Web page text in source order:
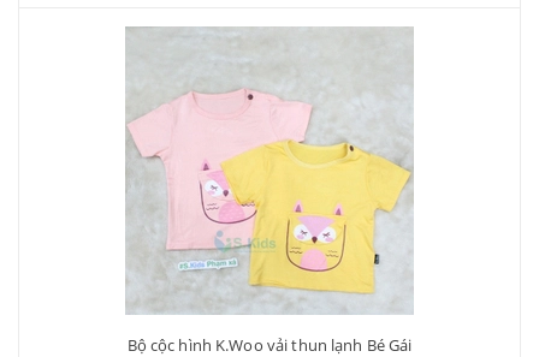
Bộ cộc hình K.Woo vải thun lạnh Bé Gái